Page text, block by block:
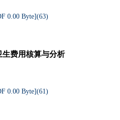
0.00 Byte](63)
费用核算与分析
0.00 Byte](61)